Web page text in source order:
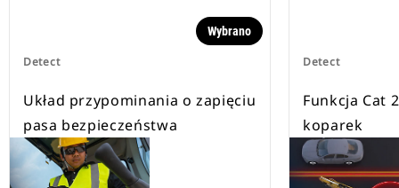
Detect
Wybrano
Układ przypominania o zapięciu
pasa bezpieczeństwa
Detect
Funkcja Cat
koparek